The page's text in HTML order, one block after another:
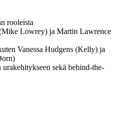
rooleista
Lowrey) ja Martin Lawrence
Vanessa Hudgens (Kelly) ja
sekä behind-the-